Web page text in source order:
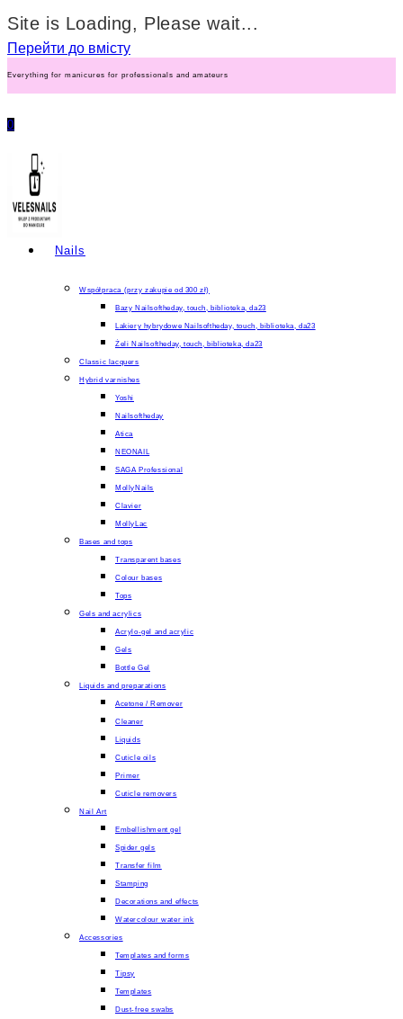
Site is Loading, Please wait...
Перейти до вмісту
Everything for manicures for professionals and amateurs
0
Nails
Współpraca (przy zakupie od 300 zł)
Bazy Nailsoftheday, touch, biblioteka, da23
Lakiery hybrydowe Nailsoftheday, touch, biblioteka, da23
Żeli Nailsoftheday, touch, biblioteka, da23
Classic lacquers
Hybrid varnishes
Yoshi
Nailsoftheday
Atica
NEONAIL
SAGA Professional
MollyNails
Clavier
MollyLac
Bases and tops
Transparent bases
Colour bases
Tops
Gels and acrylics
Acrylo-gel and acrylic
Gels
Bottle Gel
Liquids and preparations
Acetone / Remover
Cleaner
Liquids
Cuticle oils
Primer
Cuticle removers
Nail Art
Embellishment gel
Spider gels
Transfer film
Stamping
Decorations and effects
Watercolour water ink
Accessories
Templates and forms
Tipsy
Templates
Dust-free swabs